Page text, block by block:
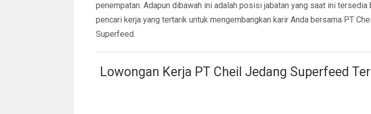
penempatan. Adapun dibawah ini adalah posisi jabatan yang saat ini tersedia
pencari kerja yang tertarik untuk mengembangkan karir Anda bersama PT
Superfeed.
Lowongan Kerja PT Cheil Jedang Superfeed